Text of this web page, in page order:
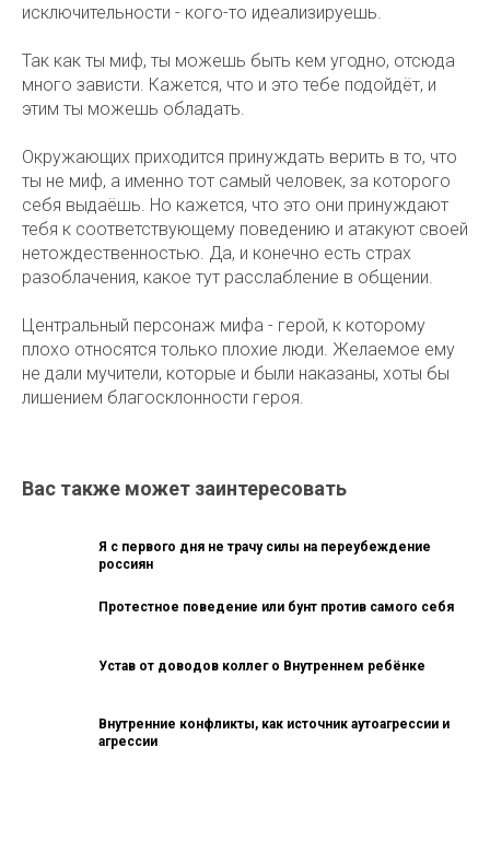
исключительности - кого-то идеализируешь.
Так как ты миф, ты можешь быть кем угодно, отсюда
много зависти. Кажется, что и это тебе подойдёт, и
этим ты можешь обладать.
Окружающих приходится принуждать верить в то, что
ты не миф, а именно тот самый человек, за которого
себя выдаёшь. Но кажется, что это они принуждают
тебя к соответствующему поведению и атакуют своей
нетождественностью. Да, и конечно есть страх
разоблачения, какое тут расслабление в общении.
Центральный персонаж мифа - герой, к которому
плохо относятся только плохие люди. Желаемое ему
не дали мучители, которые и были наказаны, хоты бы
лишением благосклонности героя.
Вас также может заинтересовать
Я с первого дня не трачу силы на переубеждение
россиян
Протестное поведение или бунт против самого себя
Устав от доводов коллег о Внутреннем ребёнке
Внутренние конфликты, как источник аутоагрессии и
агрессии